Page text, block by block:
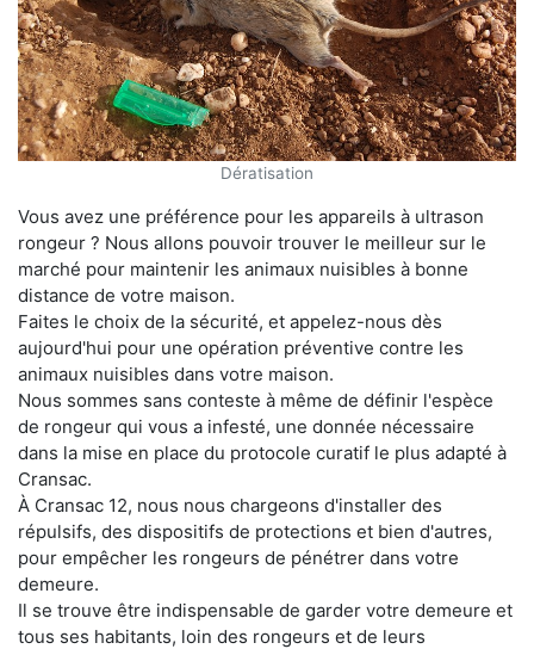
Dératisation
Vous avez une préférence pour les appareils à ultrason
rongeur ? Nous allons pouvoir trouver le meilleur sur le
marché pour maintenir les animaux nuisibles à bonne
distance de votre maison.
Faites le choix de la sécurité, et appelez-nous dès
aujourd'hui pour une opération préventive contre les
animaux nuisibles dans votre maison.
Nous sommes sans conteste à même de définir l'espèce
de rongeur qui vous a infesté, une donnée nécessaire
dans la mise en place du protocole curatif le plus adapté à
Cransac.
À Cransac 12, nous nous chargeons d'installer des
répulsifs, des dispositifs de protections et bien d'autres,
pour empêcher les rongeurs de pénétrer dans votre
demeure.
Il se trouve être indispensable de garder votre demeure et
tous ses habitants, loin des rongeurs et de leurs